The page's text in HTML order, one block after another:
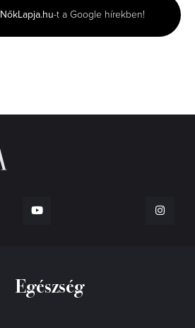
NőkLapja.hu-t a Google hírekben!
Egészség